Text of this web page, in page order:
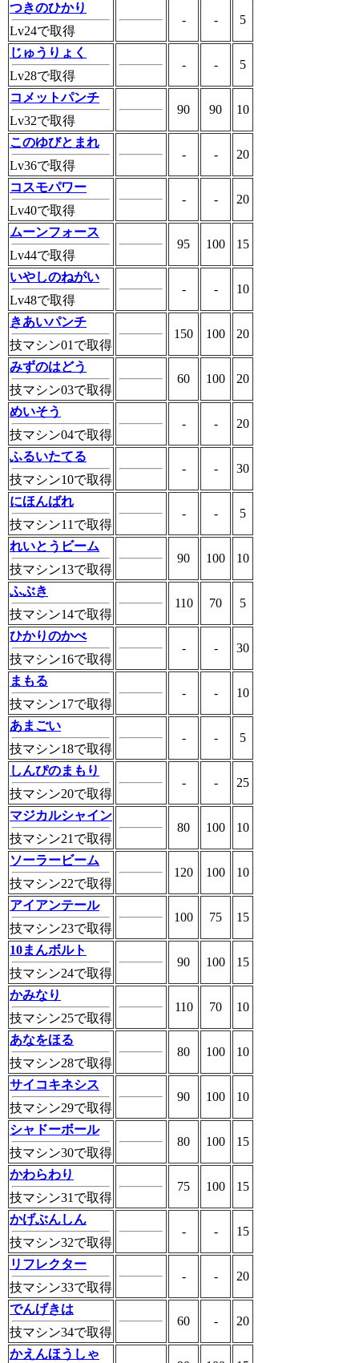
つきのひかり
Lv24で取得
- - 5
じゅうりょく
Lv28で取得
- - 5
コメットパンチ
Lv32で取得
90 90 10
このゆびとまれ
Lv36で取得
- - 20
コスモパワー
Lv40で取得
- - 20
ムーンフォース
Lv44で取得
95 100 15
いやしのねがい
Lv48で取得
- - 10
きあいパンチ
技マシン01で取得
150 100 20
みずのはどう
技マシン03で取得
60 100 20
めいそう
技マシン04で取得
- - 20
ふるいたてる
技マシン10で取得
- - 30
にほんばれ
技マシン11で取得
- - 5
れいとうビーム
技マシン13で取得
90 100 10
ふぶき
技マシン14で取得
110 70 5
ひかりのかべ
技マシン16で取得
- - 30
まもる
技マシン17で取得
- - 10
あまごい
技マシン18で取得
- - 5
しんぴのまもり
技マシン20で取得
- - 25
マジカルシャイン
技マシン21で取得
80 100 10
ソーラービーム
技マシン22で取得
120 100 10
アイアンテール
技マシン23で取得
100 75 15
10まんボルト
技マシン24で取得
90 100 15
かみなり
技マシン25で取得
110 70 10
あなをほる
技マシン28で取得
80 100 10
サイコキネシス
技マシン29で取得
90 100 10
シャドーボール
技マシン30で取得
80 100 15
かわらわり
技マシン31で取得
75 100 15
かげぶんしん
技マシン32で取得
- - 15
リフレクター
技マシン33で取得
- - 20
でんげきは
技マシン34で取得
60 - 20
かえんほうしゃ